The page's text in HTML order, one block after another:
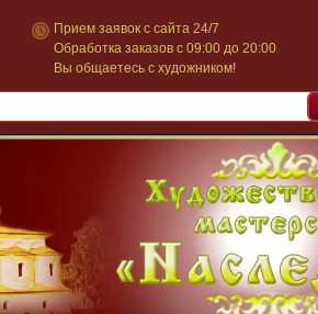
Прием заявок с сайта 24/7
Обработка заказов с 09:00 до 20:00
Вы общаетесь с художником!